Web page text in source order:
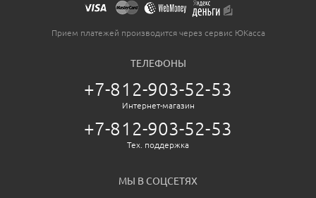
Прием платежей производится через сервис ЮКасса
ТЕЛЕФОНЫ
+7-812-903-52-53
Интернет-магазин
+7-812-903-52-53
Тех. поддержка
МЫ В СОЦСЕТЯХ